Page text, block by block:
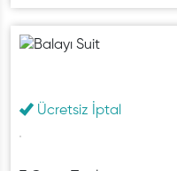
Ücretsiz İptal